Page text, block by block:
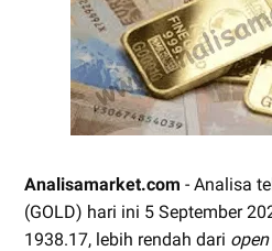
Analisamarket.com - Analisa
(GOLD) hari ini 5 September
1938.17, lebih rendah dari